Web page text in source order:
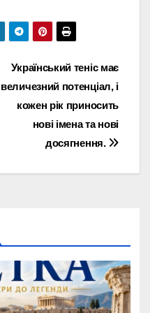
Український теніс має
величезний потенціал, і
кожен рік приносить
нові імена та нові
досягнення.